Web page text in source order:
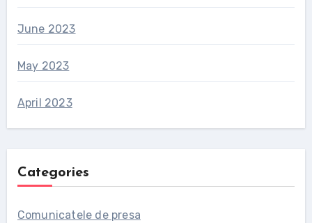
June 2023
May 2023
April 2023
Categories
Comunicatele de presa